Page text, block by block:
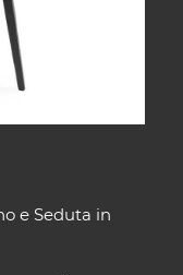
e Seduta in